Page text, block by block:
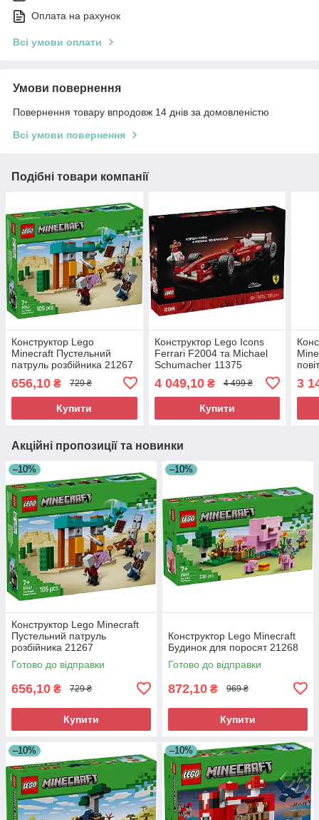
Оплата на рахунок
Всі умови оплати
Умови повернення
Повернення товару впродовж 14 днів за домовленістю
Всі умови повернення
Подібні товари компанії
Конструктор Lego
Minecraft Пустельний
патруль розбійника 21267
656,10 ₴ 729 ₴
Купити
Конструктор Lego Icons
Ferrari F2004 та Michael
Schumacher 11375
4 049,10₴ 4 499 ₴
Купити
3
Акційні пропозиції та новинки
–10%
Конструктор Lego Minecraft
Пустельний патруль
розбійника 21267
Готово до відправки
656,10 ₴ 729 ₴
Купити
–10%
Конструктор Lego Minecraft
Будинок для поросят 21268
Готово до відправки
872,10 ₴ 969 ₴
Купити
–10% –10%